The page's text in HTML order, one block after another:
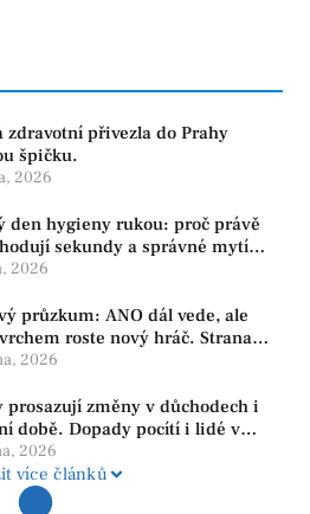
zdravotní přivezla do Prahy
špičku.
2026
den hygieny rukou: proč právě
sekundy a správné mytí
2026
průzkum: ANO dál vede, ale
roste nový hráč. Strana
drží nejvýš mezi menšími
2026
prosazují změny v důchodech i
době. Dopady pocítí i lidé v
2026
více článků